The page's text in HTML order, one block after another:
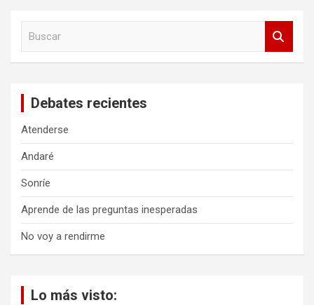
Debates recientes
Atenderse
Andaré
Sonríe
Aprende de las preguntas inesperadas
No voy a rendirme
Lo más visto: